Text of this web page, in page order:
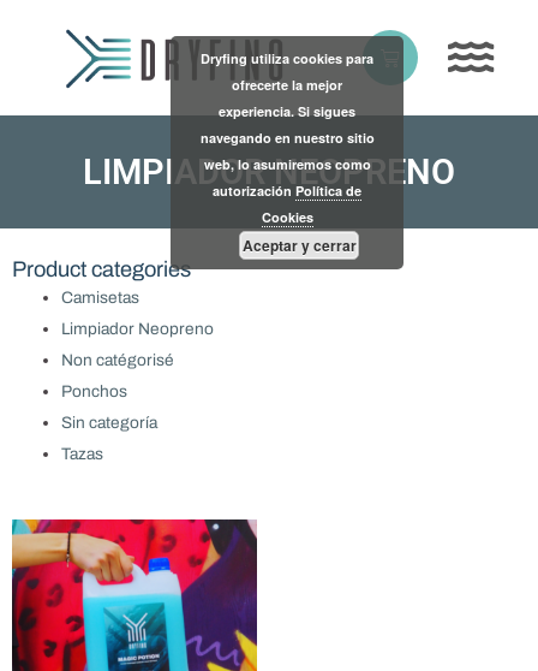
Basket
LIMPIADOR NEOPRENO
Product categories
Camisetas
Limpiador Neopreno
Non catégorisé
Ponchos
Sin categoría
Tazas
Dryfing utiliza cookies para
ofrecerte la mejor
experiencia. Si sigues
navegando en nuestro sitio
web, lo asumiremos como
autorización Política de
Cookies
Aceptar y cerrar